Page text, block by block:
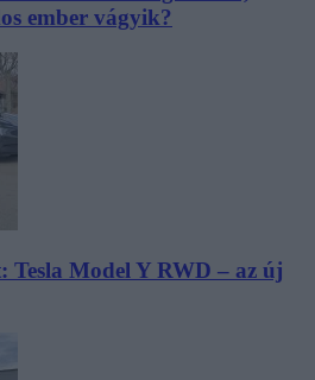
ember vágyik?
Tesla Model Y RWD – az új